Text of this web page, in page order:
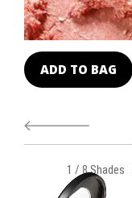
ADD TO BAG
1 / 8 Shades